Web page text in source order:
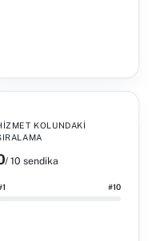
KOLUNDAKI
/ 10 sendika
#10